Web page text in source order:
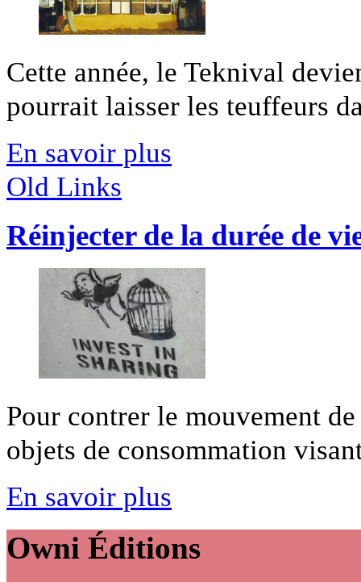
Cette année, le Teknival
pourrait laisser les teuffeurs
En savoir plus
Old Links
Réinjecter de la durée de
Pour contrer le mouvement
objets de consommation
En savoir plus
Owni Éditions